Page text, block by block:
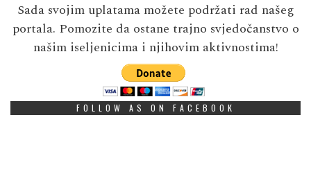
Sada svojim uplatama možete podržati rad našeg
portala. Pomozite da ostane trajno svjedočanstvo o
našim iseljenicima i njihovim aktivnostima!
FOLLOW AS ON FACEBOOK